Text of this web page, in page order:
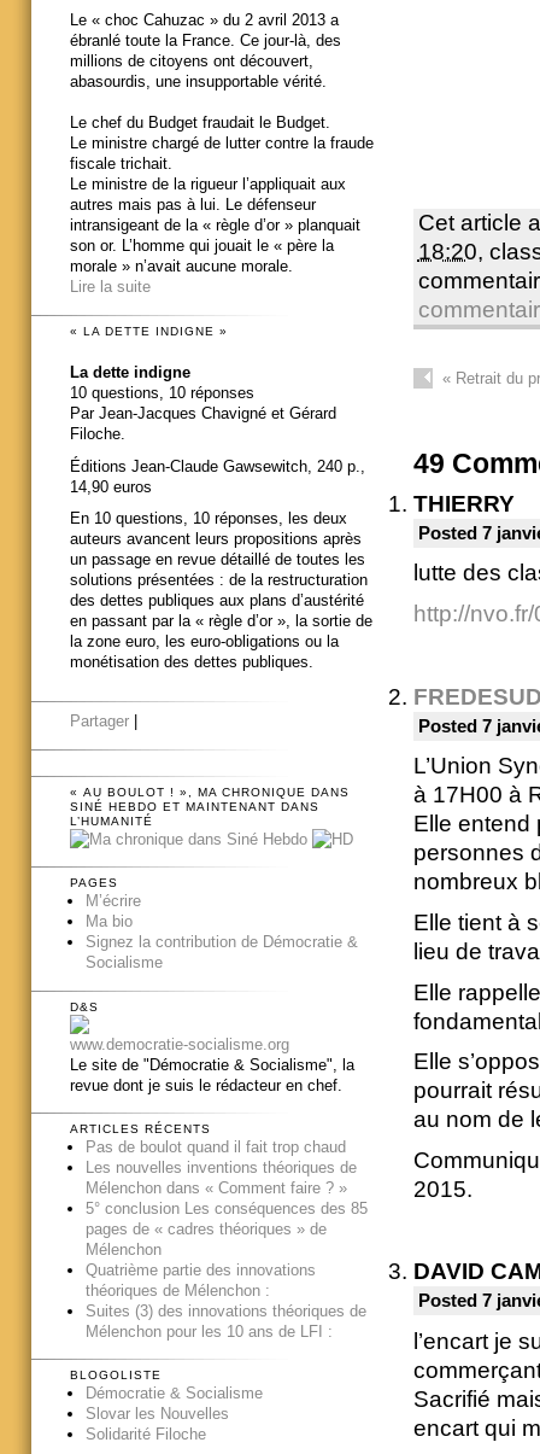
Cet article
18:20,
«Retrait du
49
THIERRY
Posted 7
lutte des
http://
Posted 7
L’Union
à 17H00 à
Elle entend
personnes
nombreux
Elle tient à
lieu de
Elle
Elle
pourrait
au nom de
2015.
DAVID
Posted 7
l’encart je
Sacrifié
encart qui
Le « choc Cahuzac » du 2 avril 2013 a
ébranlé toute la France. Ce jour-là, des
millions de citoyens ont découvert,
abasourdis, une insupportable vérité.
Le chef du Budget fraudait le Budget.
Le ministre chargé de lutter contre la fraude
fiscale trichait.
Le ministre de la rigueur l’appliquait aux
autres mais pas à lui. Le défenseur
intransigeant de la « règle d’or » planquait
son or. L’homme qui jouait le « père la
morale » n’avait aucune morale.
Lire la suite
« LA DETTE INDIGNE »
La dette indigne
10 questions, 10 réponses
Par Jean-Jacques Chavigné et Gérard
Filoche.
Éditions Jean-Claude Gawsewitch, 240 p.,
14,90 euros
En 10 questions, 10 réponses, les deux
auteurs avancent leurs propositions après
un passage en revue détaillé de toutes les
solutions présentées : de la restructuration
des dettes publiques aux plans d’austérité
en passant par la « règle d’or », la sortie de
la zone euro, les euro-obligations ou la
monétisation des dettes publiques.
Partager
« AU BOULOT ! », MA CHRONIQUE DANS
SINÉ HEBDO ET MAINTENANT DANS
L’HUMANITÉ
PAGES
M’écrire
Ma bio
Signez la contribution de Démocratie &
Socialisme
D&S
www.democratie-socialisme.org
Le site de "Démocratie & Socialisme", la
revue dont je suis le rédacteur en chef.
ARTICLES RÉCENTS
Pas de boulot quand il fait trop chaud
Les nouvelles inventions théoriques de
Mélenchon dans « Comment faire ? »
5° conclusion Les conséquences des 85
pages de « cadres théoriques » de
Mélenchon
Quatrième partie des innovations
théoriques de Mélenchon :
Suites (3) des innovations théoriques de
Mélenchon pour les 10 ans de LFI :
BLOGOLISTE
Démocratie & Socialisme
Slovar les Nouvelles
Solidarité Filoche